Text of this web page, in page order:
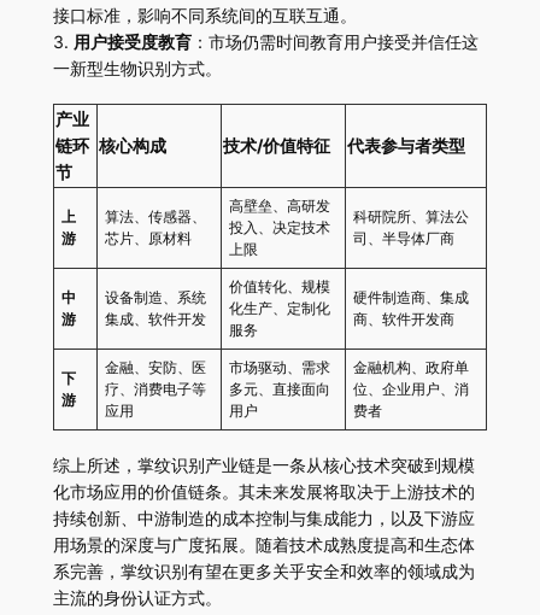
接口标准，影响不同系统间的互联互通。
3. 用户接受度教育：市场仍需时间教育用户接受并信任这
一新型生物识别方式。
产业
链环
节
核心构成 技术/价值特征 代表参与者类型
上
游
算法、传感器、
芯片、原材料
高壁垒、高研发
投入、决定技术
上限
科研院所、算法公
司、半导体厂商
中
游
设备制造、系统
集成、软件开发
价值转化、规模
化生产、定制化
服务
硬件制造商、集成
商、软件开发商
下
游
金融、安防、医
疗、消费电子等
应用
市场驱动、需求
多元、直接面向
用户
金融机构、政府单
位、企业用户、消
费者
综上所述，掌纹识别产业链是一条从核心技术突破到规模
化市场应用的价值链条。其未来发展将取决于上游技术的
持续创新、中游制造的成本控制与集成能力，以及下游应
用场景的深度与广度拓展。随着技术成熟度提高和生态体
系完善，掌纹识别有望在更多关乎安全和效率的领域成为
主流的身份认证方式。